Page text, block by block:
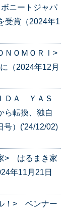
ニートジャパ
受賞（2024年1
ＯＭＯＲＩ>
（2024年12月
ＤＡ ＹＡＳ
ら転換、独自
号）('24/12/02)
> はるまき家
年11月21日
！> ベンナー